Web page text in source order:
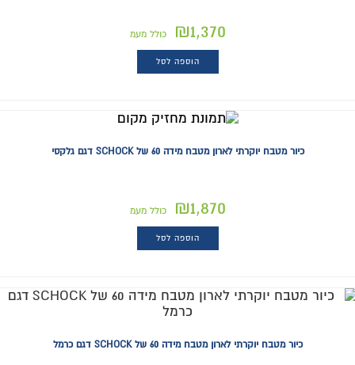
₪1,370 כולל מעמ
הוספה לסל
כיור מטבח יוקרתי לארון מטבח מידה 60 של SCHOCK דגם גלקסי
₪1,870 כולל מעמ
הוספה לסל
כיור מטבח יוקרתי לארון מטבח מידה 60 של SCHOCK דגם כרמל